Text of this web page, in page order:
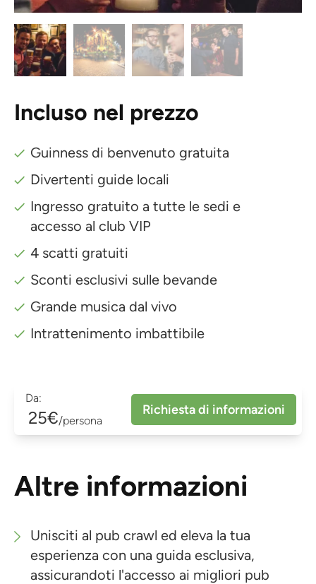
Incluso nel prezzo
Guinness di benvenuto gratuita
Divertenti guide locali
Ingresso gratuito a tutte le sedi e
accesso al club VIP
4 scatti gratuiti
Sconti esclusivi sulle bevande
Grande musica dal vivo
Intrattenimento imbattibile
Da:
25€/persona
Richiesta di informazioni
Altre informazioni
Unisciti al pub crawl ed eleva la tua
esperienza con una guida esclusiva,
assicurandoti l'accesso ai migliori pub